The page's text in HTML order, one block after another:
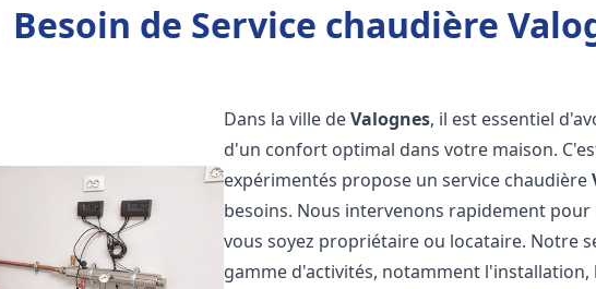
Besoin de Service chaudière
Dans la ville deValognes, il est essentiel
d'un confort optimal dans votre maison.
expérimentés propose un service chaudière
besoins. Nous intervenons rapidement
vous soyez propriétaire ou locataire. Notre
gamme d'activités, notamment